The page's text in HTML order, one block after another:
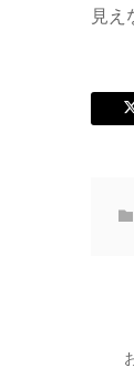
見え